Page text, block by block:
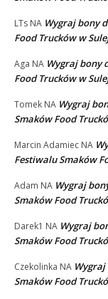
LTs NA Wygraj bony
Food Trucków w
Aga NA Wygraj bony
Food Trucków w
Tomek NA Wygraj
Smaków Food
Marcin Adamiec NA
Festiwalu Smaków
Adam NA Wygraj
Smaków Food
Darek1 NA Wygraj
Smaków Food
Czekolinka NA
Smaków Food